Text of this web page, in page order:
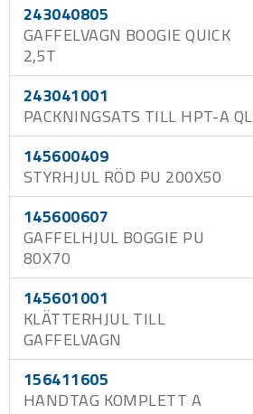
243040805
GAFFELVAGN BOOGIE QUICK
2,5T
243041001
PACKNINGSATS TILL HPT-A QL
145600409
STYRHJUL RÖD PU 200X50
145600607
GAFFELHJUL BOGGIE PU
80X70
145601001
KLÄTTERHJUL TILL
GAFFELVAGN
156411605
HANDTAG KOMPLETT A